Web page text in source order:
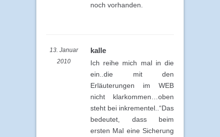
noch vorhanden.
13. Januar
2010
kalle
Ich reihe mich mal in die
ein..die mit den
Erläuterungen im WEB
nicht klarkommen…oben
steht bei inkrementel..“Das
bedeutet, dass beim
ersten Mal eine Sicherung